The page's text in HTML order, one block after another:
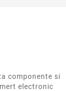
componente si
electronic